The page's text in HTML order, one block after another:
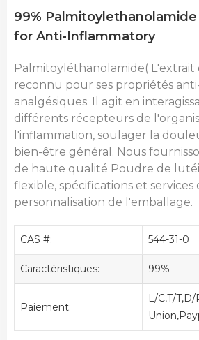
99%
for Anti-Inflammatory
Palmitoyléthanolamide( L'extrait
reconnu pour ses propriétés
analgésiques. Il agit en
différents récepteurs de
l'inflammation, soulager la
bien-être général. Nous
de haute qualité Poudre de
flexible, spécifications et services
personnalisation de l'emballage.
CAS #: 544-31-0
Caractéristiques: 99%
Paiement:
L/C,T/